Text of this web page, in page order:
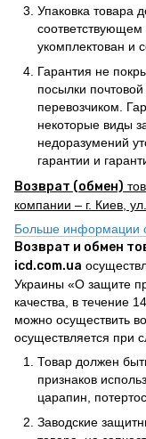
Упаковка товара
соответствующем
укомплектован и
Гарантия не
посылки
перевозчиком.
некоторые виды
недоразумений
гарантии и
Возврат (обмен)
компании – г. Киев,
Больше информации
Возврат и обмен
icd.com.ua
Украины «О защите
качества, в течение
можно осуществить
осуществляется при
Товар должен
признаков
царапин,
Заводские